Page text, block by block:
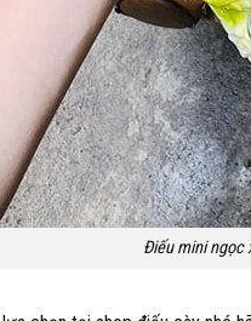
Điếu mini ngọc